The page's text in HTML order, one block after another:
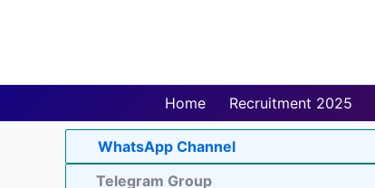
Home Recruitment 2025
WhatsApp Channel
Telegram Group